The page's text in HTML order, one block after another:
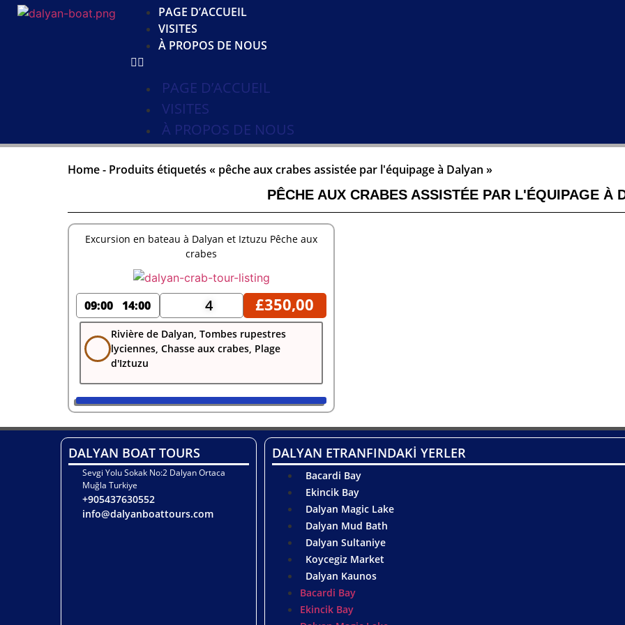
PAGE D’ACCUEIL
VISITES
À PROPOS DE NOUS
PAGE D’ACCUEIL
VISITES
À PROPOS DE NOUS
Home- Produits étiquetés « pêche aux crabes assistée par l'équipage à Dalyan »
PÊCHE AUX CRABES ASSISTÉE PAR L'ÉQUIPAGE À
Excursion en bateau à Dalyan et Iztuzu Pêche aux
crabes
09:00 14:00 4 £350,00
Rivière de Dalyan, Tombes rupestres
lyciennes, Chasse aux crabes, Plage
d'Iztuzu
DALYAN BOAT TOURS
Sevgi Yolu Sokak No:2 Dalyan Ortaca
Muğla Turkiye
+905437630552
info@dalyanboattours.com
DALYAN ETRANFINDAKİ YERLER
Bacardi Bay
Ekincik Bay
Dalyan Magic Lake
Dalyan Mud Bath
Dalyan Sultaniye
Koycegiz Market
Dalyan Kaunos
Bacardi Bay
Ekincik Bay